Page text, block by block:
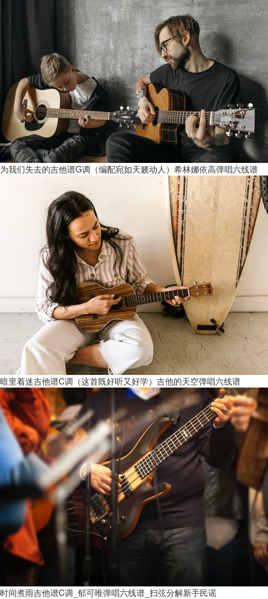
为我们失去的吉他谱G调（编配宛如天籁动人）希林娜依高弹唱六线谱
暗里着迷吉他谱C调（这首既好听又好学）吉他的天空弹唱六线谱
时间煮雨吉他谱C调_郁可唯弹唱六线谱_扫弦分解新手民谣